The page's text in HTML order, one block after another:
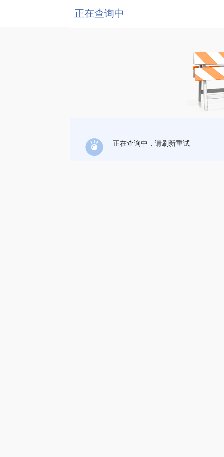
正在查询中
正在查询中，请刷新重试